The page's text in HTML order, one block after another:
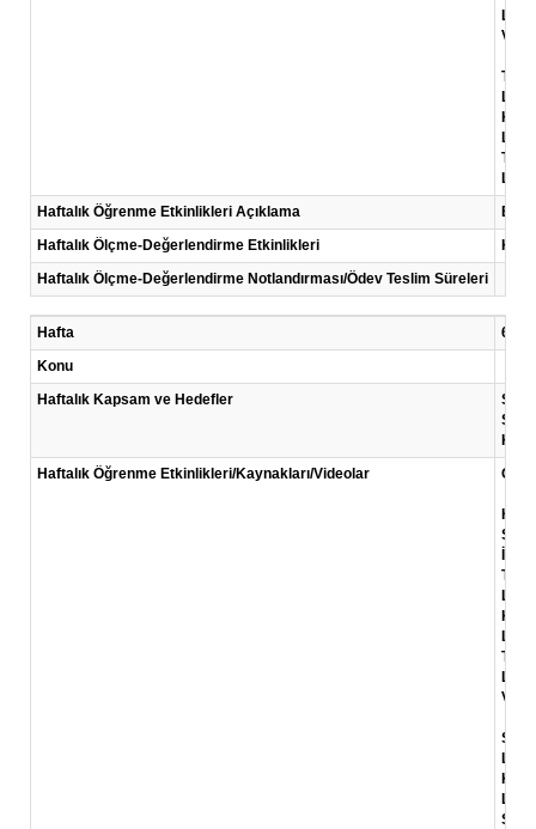
Türk
Haftalık Öğrenme Etkinlikleri Açıklama
Bu
Haftalık Ölçme-Değerlendirme Etkinlikleri
Haftalık Ölçme-Değerlendirme Notlandırması/Ödev Teslim Süreleri
Hafta
6
Konu
Haftalık Kapsam ve Hedefler
Haftalık Öğrenme Etkinlikleri/Kaynakları/Videolar